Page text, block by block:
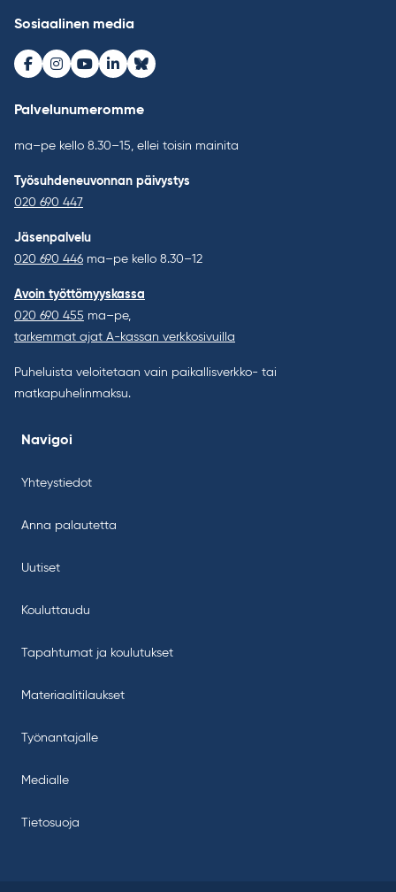
Sosiaalinen media
Facebook
Instagram
Youtube
LinkedInBluesky
Palvelunumeromme
ma–pe kello 8.30–15, ellei toisin mainita
Työsuhdeneuvonnan päivystys
020 690 447
Jäsenpalvelu
020 690 446 ma–pe kello 8.30–12
Avoin työttömyyskassa
020 690 455 ma–pe,
tarkemmat ajat A-kassan verkkosivuilla
Puheluista veloitetaan vain paikallisverkko- tai
matkapuhelinmaksu.
Navigoi
Yhteystiedot
Anna palautetta
Uutiset
Kouluttaudu
Tapahtumat ja koulutukset
Materiaalitilaukset
Työnantajalle
Medialle
Tietosuoja